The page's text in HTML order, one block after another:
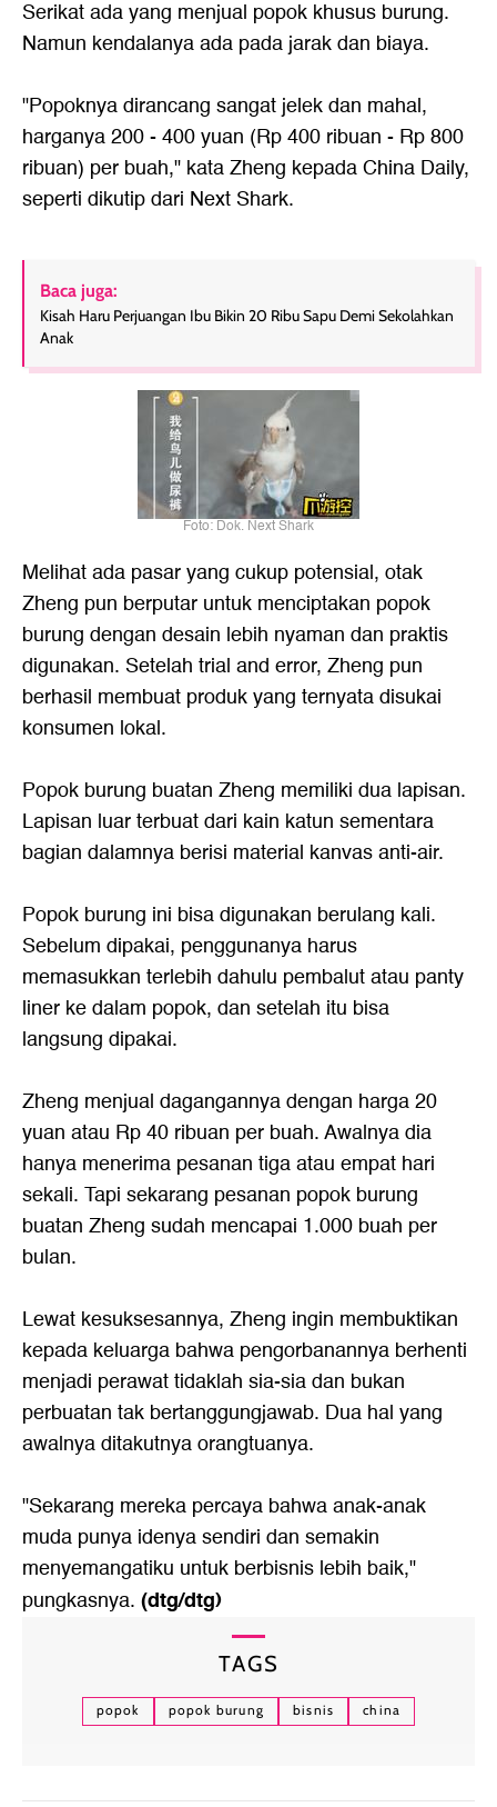
Serikat ada yang menjual popok khusus burung.
Namun kendalanya ada pada jarak dan biaya.
"Popoknya dirancang sangat jelek dan mahal,
harganya 200 - 400 yuan (Rp 400 ribuan - Rp 800
ribuan) per buah," kata Zheng kepada China Daily,
seperti dikutip dari Next Shark.
Baca juga:
Kisah Haru Perjuangan Ibu Bikin 20 Ribu Sapu Demi Sekolahkan
Anak
Foto: Dok. Next Shark
Melihat ada pasar yang cukup potensial, otak
Zheng pun berputar untuk menciptakan popok
burung dengan desain lebih nyaman dan praktis
digunakan. Setelah trial and error, Zheng pun
berhasil membuat produk yang ternyata disukai
konsumen lokal.
Popok burung buatan Zheng memiliki dua lapisan.
Lapisan luar terbuat dari kain katun sementara
bagian dalamnya berisi material kanvas anti-air.
Popok burung ini bisa digunakan berulang kali.
Sebelum dipakai, penggunanya harus
memasukkan terlebih dahulu pembalut atau panty
liner ke dalam popok, dan setelah itu bisa
langsung dipakai.
Zheng menjual dagangannya dengan harga 20
yuan atau Rp 40 ribuan per buah. Awalnya dia
hanya menerima pesanan tiga atau empat hari
sekali. Tapi sekarang pesanan popok burung
buatan Zheng sudah mencapai 1.000 buah per
bulan.
Lewat kesuksesannya, Zheng ingin membuktikan
kepada keluarga bahwa pengorbanannya berhenti
menjadi perawat tidaklah sia-sia dan bukan
perbuatan tak bertanggungjawab. Dua hal yang
awalnya ditakutnya orangtuanya.
"Sekarang mereka percaya bahwa anak-anak
muda punya idenya sendiri dan semakin
menyemangatiku untuk berbisnis lebih baik,"
pungkasnya. (dtg/dtg)
TAGS
popok popok burung bisnis china